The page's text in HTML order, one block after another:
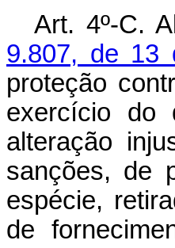
Art. 4º-C.
9.807, de 13
proteção
exercício do
alteração
sanções, de
espécie,
de